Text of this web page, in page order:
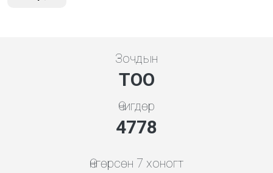
Зочдын
ТОО
Өчигдөр
5119
Өнгөрсөн 7 хоногт